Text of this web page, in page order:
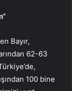
Bayır,
62-63
100 bine